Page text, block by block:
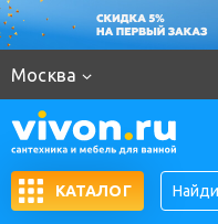
Москва
КАТАЛОГ